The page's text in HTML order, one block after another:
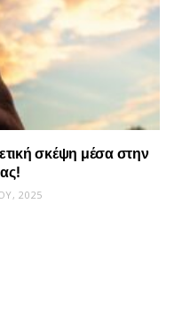
σκέψη μέσα στην
2025